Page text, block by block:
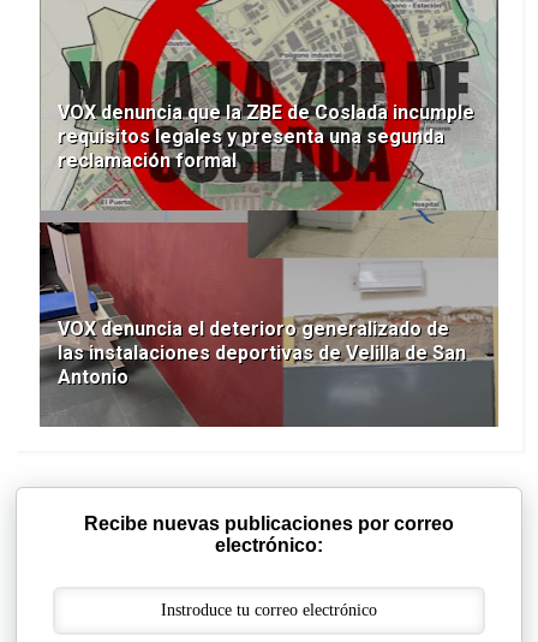
VOX denuncia que la ZBE de Coslada incumple
requisitos legales y presenta una segunda
reclamación formal
VOX denuncia el deterioro generalizado de
las instalaciones deportivas de Velilla de San
Antonio
Recibe nuevas publicaciones por correo
electrónico: